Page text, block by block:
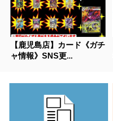
【鹿児島店】カード《ガチ
ャ情報》SNS更...